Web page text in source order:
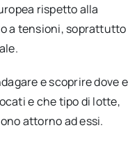
rispetto alla
a tensioni, soprattutto
e scoprire dove e
e che tipo di lotte,
attorno ad essi.